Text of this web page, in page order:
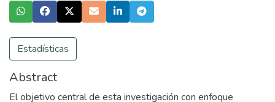
Estadísticas
Abstract
El objetivo central de esta investigación con enfoque